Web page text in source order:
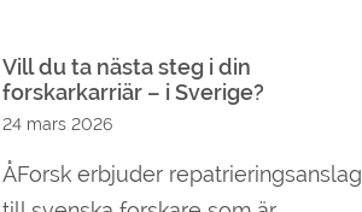
Vill du ta nästa steg i din
forskarkarriär – i Sverige?
24 mars 2026
ÅForsk erbjuder repatrieringsanslag